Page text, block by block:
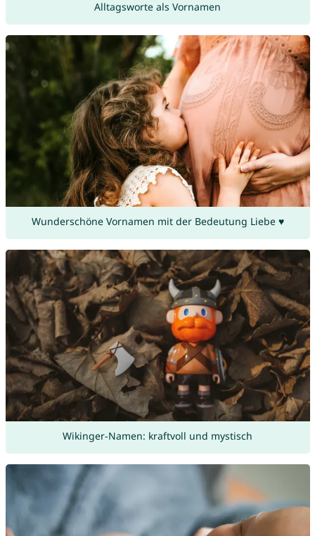
Alltagsworte als Vornamen
Wunderschöne Vornamen mit der Bedeutung Liebe ♥
Wikinger-Namen: kraftvoll und mystisch